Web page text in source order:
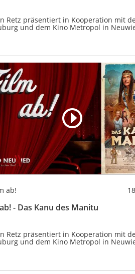
Retz präsentiert in Kooperation mit
und dem Kino Metropol in
ab!
- Das Kanu des Manitu
Retz präsentiert in Kooperation mit
und dem Kino Metropol in